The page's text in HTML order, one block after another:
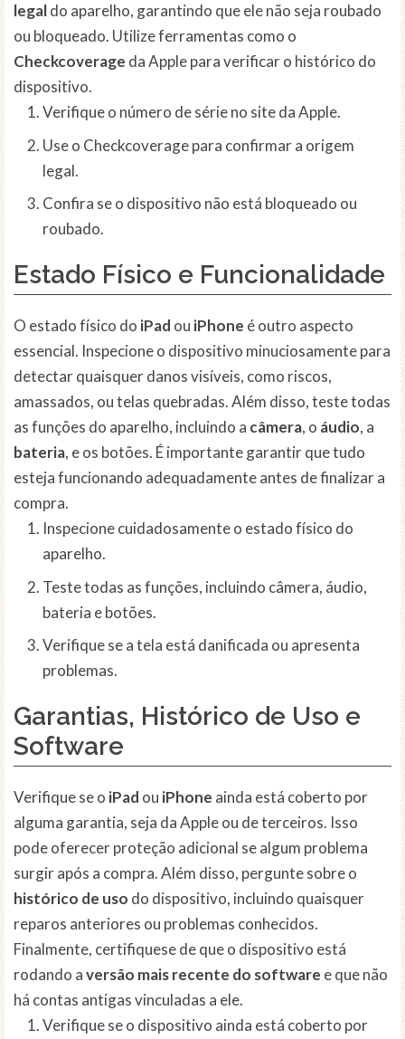
legaldo aparelho, garantindo que ele não seja roubado
ou bloqueado. Utilize ferramentas como o
Checkcoverage da Apple para verificar o histórico do
dispositivo.
Verifique o número de série no site da Apple.
Use o Checkcoverage para confirmar a origem
legal.
Confira se o dispositivo não está bloqueado ou
roubado.
Estado Físico e Funcionalidade
O estado físico do iPad ou iPhone é outro aspecto
essencial. Inspecione o dispositivo minuciosamente para
detectar quaisquer danos visíveis, como riscos,
amassados, ou telas quebradas. Além disso, teste todas
as funções do aparelho, incluindo a câmera, o áudio, a
bateria, e os botões. É importante garantir que tudo
esteja funcionando adequadamente antes de finalizar a
compra.
Inspecione cuidadosamente o estado físico do
aparelho.
Teste todas as funções, incluindo câmera, áudio,
bateria e botões.
Verifique se a tela está danificada ou apresenta
problemas.
Garantias, Histórico de Uso e
Software
Verifique se o iPad ou iPhone ainda está coberto por
alguma garantia, seja da Apple ou de terceiros. Isso
pode oferecer proteção adicional se algum problema
surgir após a compra. Além disso, pergunte sobre o
histórico de uso do dispositivo, incluindo quaisquer
reparos anteriores ou problemas conhecidos.
Finalmente, certifiquese de que o dispositivo está
rodando aversão mais recente do software e que não
há contas antigas vinculadas a ele.
Verifique se o dispositivo ainda está coberto por